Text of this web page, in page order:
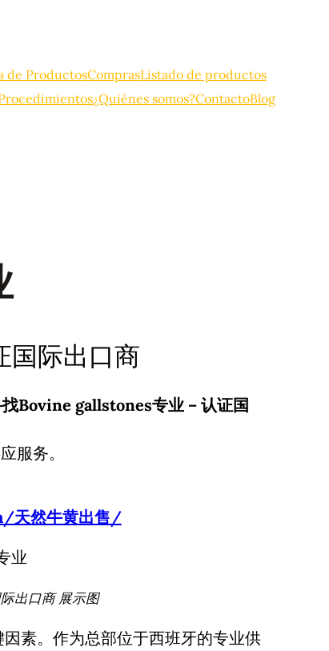
de ProductosComprasListado de productos
¿Quiénes somos?ContactoBlog
国际出口商
Bovine gallstones专业 – 认证国
服务。
天然牛黄出售/
出口商 展示图
素。作为总部位于西班牙的专业供